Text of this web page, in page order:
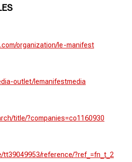
organization/le-manifest
outlet/lemanifestmedia
title/?companies=co1160930
tt39049953/reference/?ref_=fn_t_2